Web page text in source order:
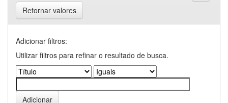
Retornar valores
Adicionar filtros:
Utilizar filtros para refinar o resultado de busca.